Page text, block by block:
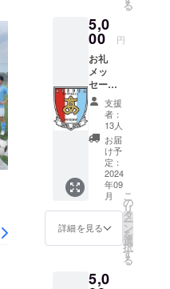
ドハウス四
日市−名古屋
−TSV1973四
日市
る
5,0
00 円
お礼
メッ
セージ
熱田高
校サッ
カー部
エンブ
レムス
テッ
カー
（大中
小各１
枚）
支援
者：
13人
お届
け予
定：
2024
年09
月
詳細を見る
こ
の
リ
タ
ー
ン
を
選
択
す
る
5,0